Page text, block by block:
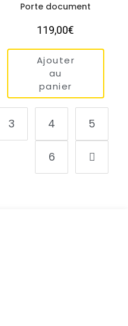
Porte document
119,00€
Ajouter
au
panier
3 4 5
6